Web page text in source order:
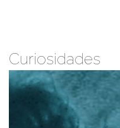
Curiosidades